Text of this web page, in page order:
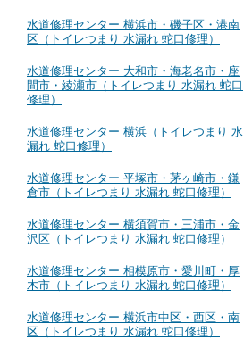
水道修理センター 横浜市・磯子区・港南
区（トイレつまり 水漏れ 蛇口修理）
水道修理センター 大和市・海老名市・座
間市・綾瀬市（トイレつまり 水漏れ 蛇口
修理）
水道修理センター 横浜（トイレつまり 水
漏れ 蛇口修理）
水道修理センター 平塚市・茅ヶ崎市・鎌
倉市（トイレつまり 水漏れ 蛇口修理）
水道修理センター 横須賀市・三浦市・金
沢区（トイレつまり 水漏れ 蛇口修理）
水道修理センター 相模原市・愛川町・厚
木市（トイレつまり 水漏れ 蛇口修理）
水道修理センター 横浜市中区・西区・南
区（トイレつまり 水漏れ 蛇口修理）